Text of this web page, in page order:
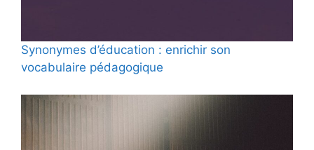
Synonymes d’éducation : enrichir son
vocabulaire pédagogique